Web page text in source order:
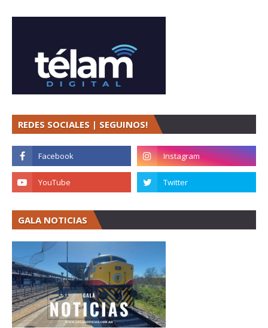
REDES SOCIALES | SEGUINOS!
GALA NOTICIAS